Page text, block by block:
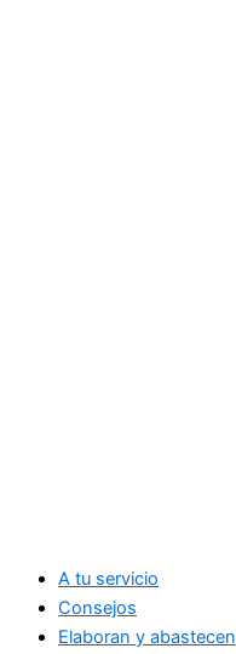
A tu servicio
Consejos
Elaboran y abastecen